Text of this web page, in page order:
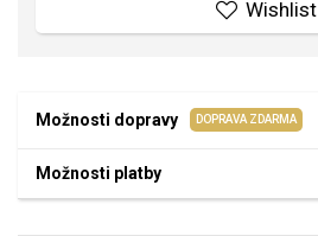
Wishlist
Možnosti dopravy DOPRAVA ZDARMA
Možnosti platby